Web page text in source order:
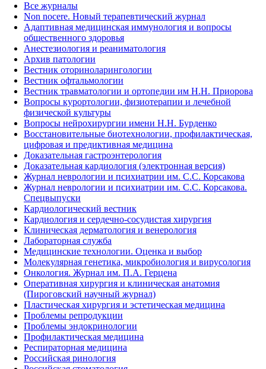
Все журналы
Non nocere. Новый терапевтический журнал
Адаптивная медицинская иммунология и вопросы
общественного здоровья
Анестезиология и реаниматология
Архив патологии
Вестник оториноларингологии
Вестник офтальмологии
Вестник травматологии и ортопедии им Н.Н. Приорова
Вопросы курортологии, физиотерапии и лечебной
физической культуры
Вопросы нейрохирургии имени Н.Н. Бурденко
Восстановительные биотехнологии, профилактическая,
цифровая и предиктивная медицина
Доказательная гастроэнтерология
Доказательная кардиология (электронная версия)
Журнал неврологии и психиатрии им. С.С. Корсакова
Журнал неврологии и психиатрии им. С.С. Корсакова.
Спецвыпуски
Кардиологический вестник
Кардиология и сердечно-сосудистая хирургия
Клиническая дерматология и венерология
Лабораторная служба
Медицинские технологии. Оценка и выбор
Молекулярная генетика, микробиология и вирусология
Онкология. Журнал им. П.А. Герцена
Оперативная хирургия и клиническая анатомия
(Пироговский научный журнал)
Пластическая хирургия и эстетическая медицина
Проблемы репродукции
Проблемы эндокринологии
Профилактическая медицина
Респираторная медицина
Российская ринология